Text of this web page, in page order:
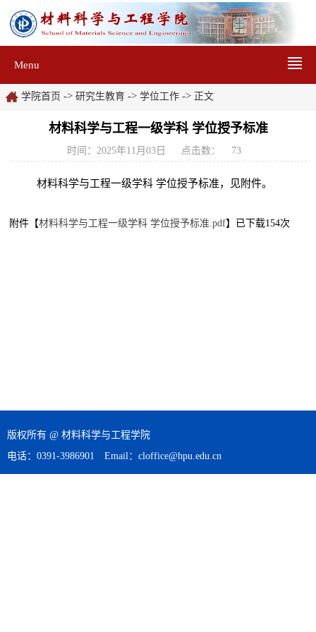
Menu
学院首页 -> 研究生教育 -> 学位工作 -> 正文
材料科学与工程一级学科 学位授予标准
时间：2025年11月03日 点击数： 73
材料科学与工程一级学科 学位授予标准，见附件。
附件【材料科学与工程一级学科 学位授予标准.pdf】已下载154次
版权所有 @ 材料科学与工程学院
电话：0391-3986901 Email：cloffice@hpu.edu.cn